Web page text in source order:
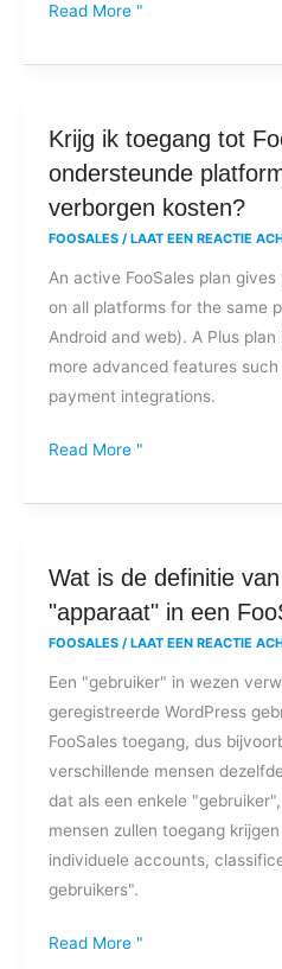
Read More "
Krijg ik toegang tot
ondersteunde
verborgen kosten?
FOOSALES / LAAT EEN REACTIE
An active FooSales plan
on all platforms for the same
Android and web). A Plus
more advanced features
payment integrations.
Krijg
ik
toegang
op
alle
ondersteunde
platforms
of
er
Read More "
Wat is de definitie
"apparaat" in een
FOOSALES / LAAT EEN REACTIE
Een "gebruiker" in wezen
geregistreerde WordPress
FooSales toegang, dus
verschillende mensen
dat als een enkele
mensen zullen toegang
individuele accounts,
gebruikers".
Wat
is
van
een
"gebruiker"
en
"apparaat"
in
een
FooSales
Read More "